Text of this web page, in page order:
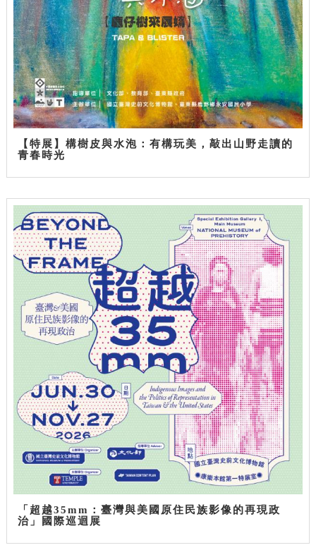
【特展】構樹皮與水泡：有構玩美，敲出山野走讀的
青春時光
「超越35mm：臺灣與美國原住民族影像的再現政
治」國際巡迴展